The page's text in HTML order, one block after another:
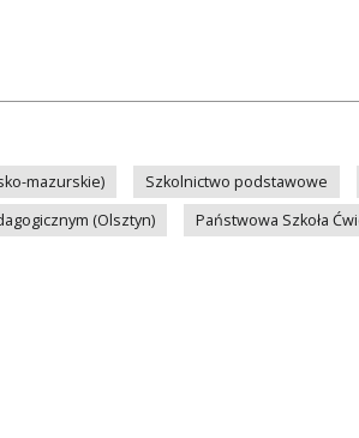
mazurskie) Szkolnictwo podstawowe
(Olsztyn)
Państwowa Szkoła